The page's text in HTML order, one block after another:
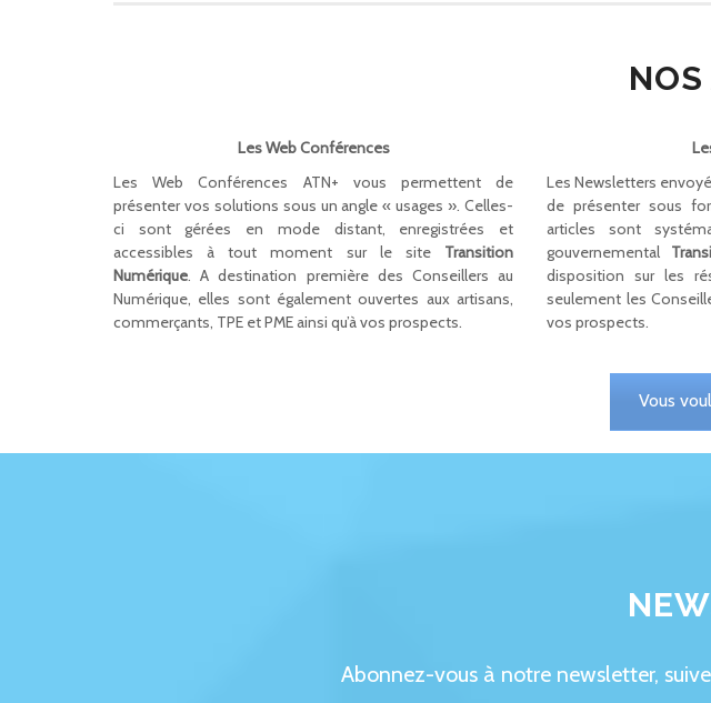
Les Web Conférences
Les Web Conférences ATN+ vous permettent de
présenter vos solutions sous un angle « usages ». Celles-
ci sont gérées en mode distant, enregistrées et
accessibles à tout moment sur le site Transition
Numérique. A destination première des Conseillers au
Numérique, elles sont également ouvertes aux artisans,
commerçants, TPE et PME ainsi qu’à vos prospects.
Les Newsletters
de présenter sous
articles sont
gouvernemental
disposition sur les
seulement les
vos prospects.
Vous
Abonnez-vous à notre newsletter,